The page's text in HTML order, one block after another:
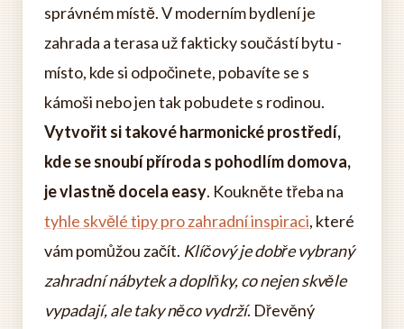
správném místě. V moderním bydlení je
zahrada a terasa už fakticky součástí bytu -
místo, kde si odpočinete, pobavíte se s
kámoši nebo jen tak pobudete s rodinou.
Vytvořit si takové harmonické prostředí,
kde se snoubí příroda s pohodlím domova,
je vlastně docela easy. Koukněte třeba na
tyhle skvělé tipy pro zahradní inspiraci, které
vám pomůžou začít. Klíčový je dobře vybraný
zahradní nábytek a doplňky, co nejen skvěle
vypadají, ale taky něco vydrží. Dřevěný